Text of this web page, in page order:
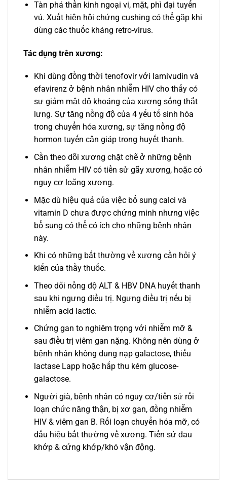
Tàn phá thần kinh ngoại vi, mặt, phì đại tuyến
vú. Xuất hiện hội chứng cushing có thể gặp khi
dùng các thuốc kháng retro-virus.
Tác dụng trên xương:
Khi dùng đồng thời tenofovir với lamivudin và
efavirenz ở bệnh nhân nhiễm HIV cho thấy có
sự giảm mật độ khoáng của xương sống thắt
lưng. Sự tăng nồng độ của 4 yếu tố sinh hóa
trong chuyển hóa xương, sự tăng nồng độ
hormon tuyến cận giáp trong huyết thanh.
Cần theo dõi xương chặt chẽ ở những bệnh
nhân nhiễm HIV có tiền sử gãy xương, hoặc có
nguy cơ loãng xương.
Mặc dù hiệu quả của việc bổ sung calci và
vitamin D chưa được chứng minh nhưng việc
bổ sung có thể có ích cho những bệnh nhân
này.
Khi có những bất thường về xương cần hỏi ý
kiến của thầy thuốc.
Theo dõi nồng độ ALT & HBV DNA huyết thanh
sau khi ngưng điều trị. Ngưng điều trị nếu bị
nhiễm acid lactic.
Chứng gan to nghiêm trọng với nhiễm mỡ &
sau điều trị viêm gan nặng. Không nên dùng ở
bệnh nhân không dung nạp galactose, thiếu
lactase Lapp hoặc hấp thu kém glucose-
galactose.
Người già, bệnh nhân có nguy cơ/tiền sử rối
loạn chức năng thận, bị xơ gan, đồng nhiễm
HIV & viêm gan B. Rối loạn chuyển hóa mỡ, có
dấu hiệu bất thường về xương. Tiền sử đau
khớp & cứng khớp/khó vận động.